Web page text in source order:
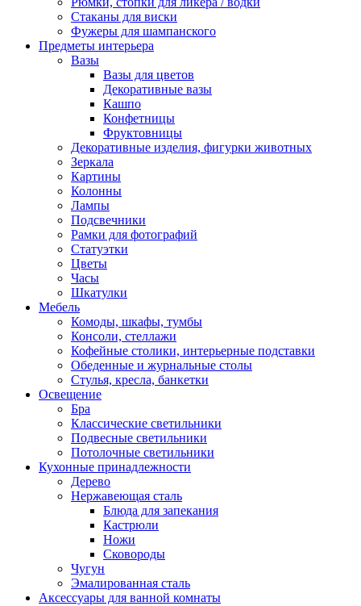
Стаканы для виски
Фужеры для шампанского
Предметы интерьера
Вазы
Вазы для цветов
Декоративные вазы
Кашпо
Конфетницы
Фруктовницы
Декоративные изделия, фигурки животных
Зеркала
Картины
Колонны
Лампы
Подсвечники
Рамки для фотографий
Статуэтки
Цветы
Часы
Шкатулки
Мебель
Комоды, шкафы, тумбы
Консоли, стеллажи
Кофейные столики, интерьерные подставки
Обеденные и журнальные столы
Стулья, кресла, банкетки
Освещение
Бра
Классические светильники
Подвесные светильники
Потолочные светильники
Кухонные принадлежности
Дерево
Нержавеющая сталь
Блюда для запекания
Кастрюли
Ножи
Сковороды
Чугун
Эмалированная сталь
Аксессуары для ванной комнаты